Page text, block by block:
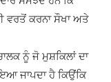
ਵਰਤੋਂ ਕਰਨਾ ਸੌਖਾ ਅਤੇ
ਨੂੰ ਜੋ ਮੁਸ਼ਕਿਲਾਂ ਦਾ
ਜਾਪਦਾ ਹੈ ਕਿਉਂਕਿ